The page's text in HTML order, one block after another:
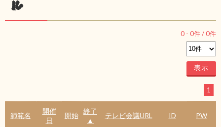
ル
0 - 0件 /0件
1
師範名
開催
日
開始
終了
▲
テレビ会議URL ID PW